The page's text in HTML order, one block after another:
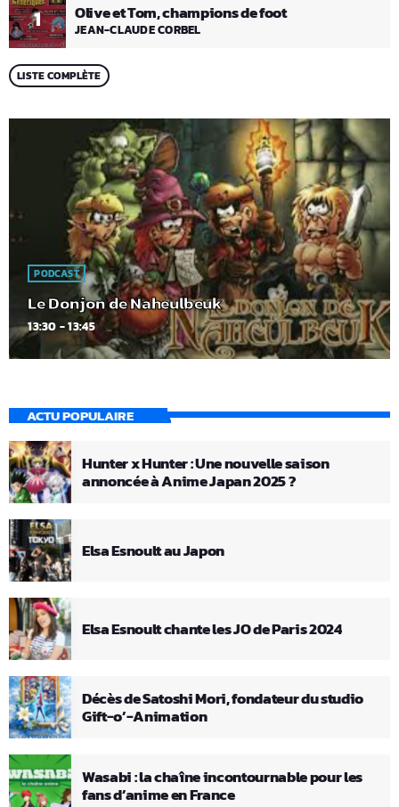
1 Olive et Tom, champions de foot
JEAN-CLAUDE CORBEL
LISTE COMPLÈTE
PODCAST
Le Donjon de Naheulbeuk
13:30 - 13:45
ACTU POPULAIRE
Hunter x Hunter : Une nouvelle saison
annoncée à Anime Japan 2025 ?
Elsa Esnoult au Japon
Elsa Esnoult chante les JO de Paris 2024
Décès de Satoshi Mori, fondateur du studio
Gift-o’-Animation
Wasabi : la chaîne incontournable pour les
fans d’anime en France